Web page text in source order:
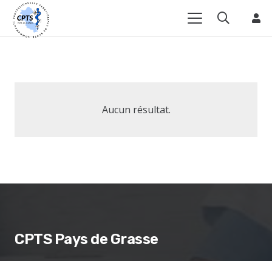
Aucun résultat.
CPTS Pays de Grasse